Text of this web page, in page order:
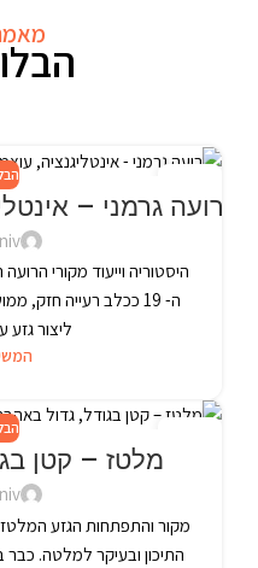
פבר
רועה גרמני –
היסטוריה וייעוד מקורי
ה- 19 ככלב רעייה חזק,
ליצור גזע
מלטז – קטן
מקור והתפתחות הגזע
התיכון ובעיקר למלטה.